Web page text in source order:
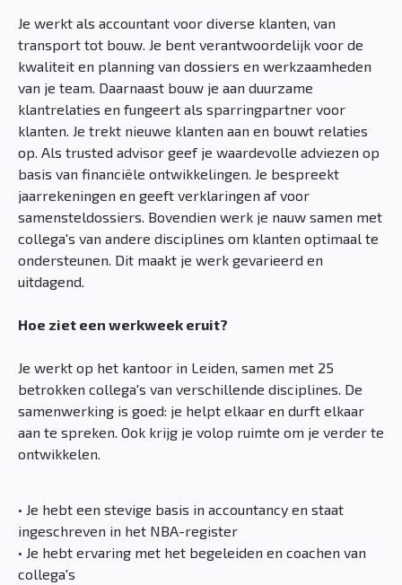
Je werkt als accountant voor diverse klanten, van
transport tot bouw. Je bent verantwoordelijk voor de
kwaliteit en planning van dossiers en werkzaamheden
van je team. Daarnaast bouw je aan duurzame
klantrelaties en fungeert als sparringpartner voor
klanten. Je trekt nieuwe klanten aan en bouwt relaties
op. Als trusted advisor geef je waardevolle adviezen op
basis van financiële ontwikkelingen. Je bespreekt
jaarrekeningen en geeft verklaringen af voor
samensteldossiers. Bovendien werk je nauw samen met
collega's van andere disciplines om klanten optimaal te
ondersteunen. Dit maakt je werk gevarieerd en
uitdagend.
Hoe ziet een werkweek eruit?
Je werkt op het kantoor in Leiden, samen met 25
betrokken collega's van verschillende disciplines. De
samenwerking is goed: je helpt elkaar en durft elkaar
aan te spreken. Ook krijg je volop ruimte om je verder te
ontwikkelen.
• Je hebt een stevige basis in accountancy en staat
ingeschreven in het NBA-register
• Je hebt ervaring met het begeleiden en coachen van
collega's